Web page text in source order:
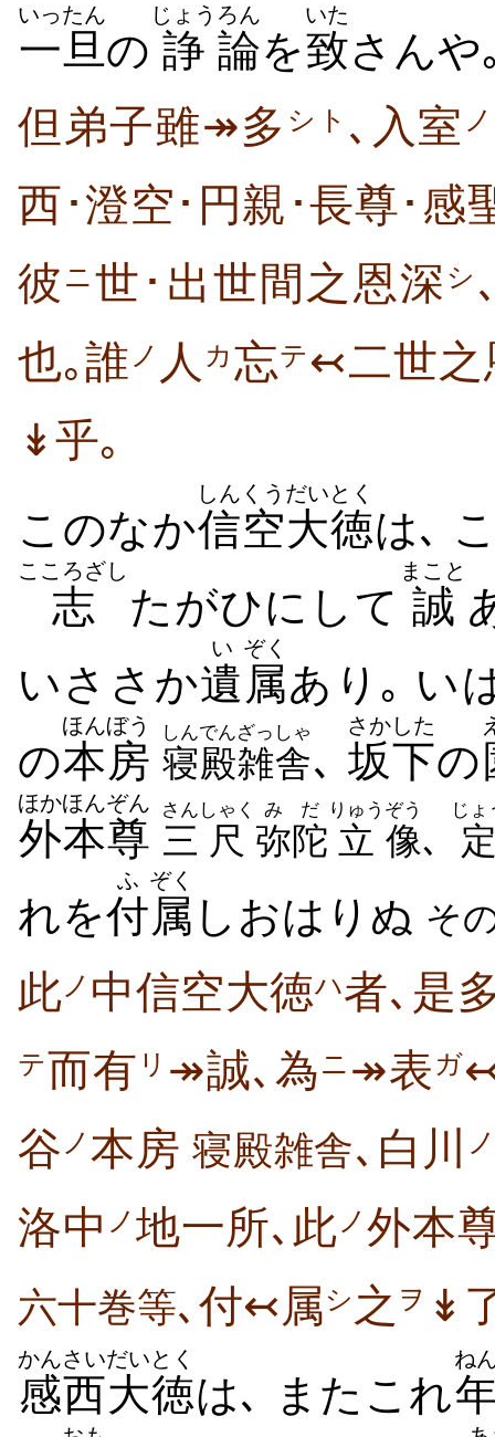
一旦
いったん
の 諍
じょう
論
ろん
を致
いた
さんや
但弟子雖↠多 シト ､入室 ノ
西･澄空･円親･長尊･感
彼 ニ 世･出世間之恩深 シ
也｡誰 ノ 人 カ 忘テ ↢二世之
↡乎｡
このなか信空
しんくう
大徳
だいとく
は､
志
こころざし
たがひにして 誠
まこと
いささか遺
い
属
ぞく
あり｡ い
の本房
ほんぼう
寝殿
しんでん
雑舎
ざっしゃ
､ 坂下
さかした
の
外
ほか
本尊
ほんぞん
三
さん
尺
しゃく
弥陀
みだ
立
りゅう
像
ぞう
､
じょ
れを付
ふ
属
ぞく
しおはりぬ そ
此 ノ 中信空大徳ハ者､是
テ而有 リ ↠誠､為 ニ ↠表 ガ
谷 ノ 本房 寝殿雑舎､白川
洛中 ノ 地一所､此 ノ 外本
六十巻等､付↢属シ 之 ヲ ↡
感西
かんさい
大徳
だいとく
は､ またこれ
ね